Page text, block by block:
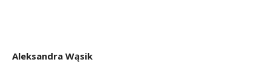
Aleksandra Wąsik